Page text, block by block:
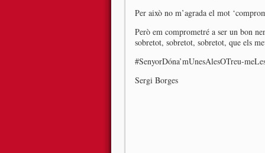
Per això no m’agrada el mot
Però em comprometré a ser un bon
sobretot, sobretot, sobretot, que els
#SenyorDóna’mUnesAlesOTreu-
Sergi Borges